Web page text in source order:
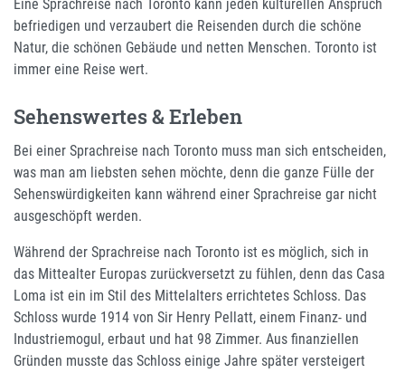
Eine Sprachreise nach Toronto kann jeden kulturellen Anspruch
befriedigen und verzaubert die Reisenden durch die schöne
Natur, die schönen Gebäude und netten Menschen. Toronto ist
immer eine Reise wert.
Sehenswertes & Erleben
Bei einer Sprachreise nach Toronto muss man sich entscheiden,
was man am liebsten sehen möchte, denn die ganze Fülle der
Sehenswürdigkeiten kann während einer Sprachreise gar nicht
ausgeschöpft werden.
Während der Sprachreise nach Toronto ist es möglich, sich in
das Mittealter Europas zurückversetzt zu fühlen, denn das Casa
Loma ist ein im Stil des Mittelalters errichtetes Schloss. Das
Schloss wurde 1914 von Sir Henry Pellatt, einem Finanz- und
Industriemogul, erbaut und hat 98 Zimmer. Aus finanziellen
Gründen musste das Schloss einige Jahre später versteigert